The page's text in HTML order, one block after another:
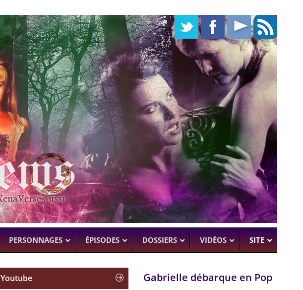
PERSONNAGES ÉPISODES DOSSIERS VIDÉOS SITE
Youtube
Gabrielle débarque en Pop